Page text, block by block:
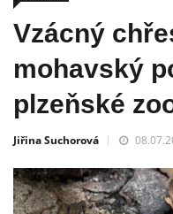
Vzácný
mohavský
plzeňské
Jiřina Suchorová